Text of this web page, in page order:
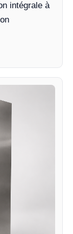
intégrale à